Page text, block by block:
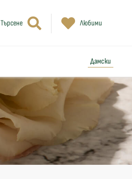
Търсене Любими
Дамски